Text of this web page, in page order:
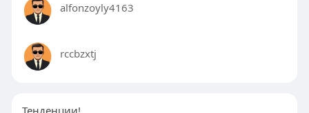
alfonzoyly4163
rccbzxtj
Тенденции!